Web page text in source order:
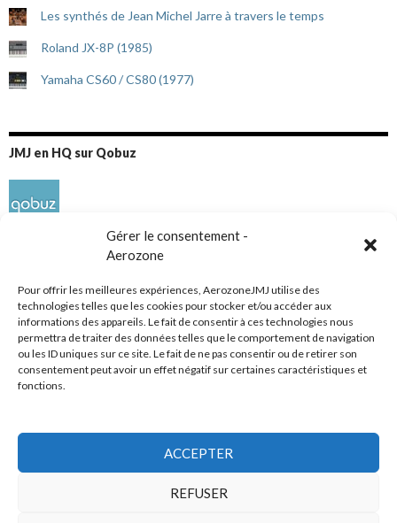
Gérer le consentement -
Aerozone
Pour offrir les meilleures expériences, AerozoneJMJ utilise des
technologies telles que les cookies pour stocker et/ou accéder aux
informations des appareils. Le fait de consentir à ces technologies nous
permettra de traiter des données telles que le comportement de navigation
ou les ID uniques sur ce site. Le fait de ne pas consentir ou de retirer son
consentement peut avoir un effet négatif sur certaines caractéristiques et
fonctions.
ACCEPTER
REFUSER
Les synthés de Jean Michel Jarre à travers le temps
Roland JX-8P (1985)
Yamaha CS60 / CS80 (1977)
JMJ en HQ sur Qobuz
Réseaux sociaux
© Mars 2006-Août 2026